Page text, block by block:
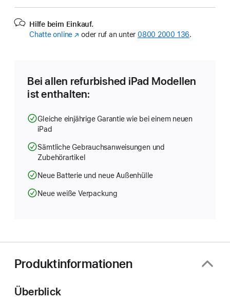
Hilfe beim Einkauf.
Chatte online (Öffnet
oder ruf an unter 0800 2000 136.
Bei allen refurbished iPad Modellen
ist enthalten:
Gleiche einjährige Garantie wie bei einem neuen
iPad
Sämtliche Gebrauchsanweisungen und
Zubehörartikel
Neue Batterie und neue Außenhülle
Neue weiße Verpackung
Produktinformationen
Überblick